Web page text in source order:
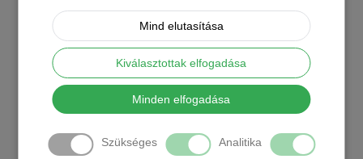
Mind elutasítása
Kiválasztottak elfogadása
Minden elfogadása
Szükséges Analitika